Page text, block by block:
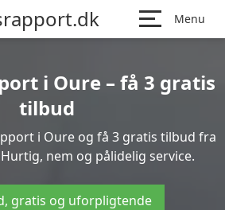
Menu
i Oure – få 3 gratis
tilbud
i Oure og få 3 gratis tilbud fra
nem og pålidelig service.
gratis og uforpligtende